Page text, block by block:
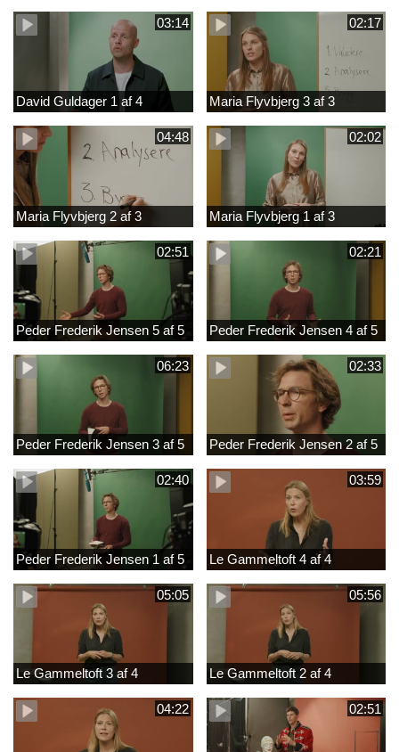
03:14
David Guldager 1 af 4
02:17
Maria Flyvbjerg 3 af 3
04:48
Maria Flyvbjerg 2 af 3
02:02
Maria Flyvbjerg 1 af 3
02:51
Peder Frederik Jensen 5 af 5
02:21
Peder Frederik Jensen 4 af 5
06:23
Peder Frederik Jensen 3 af 5
02:33
Peder Frederik Jensen 2 af 5
02:40
Peder Frederik Jensen 1 af 5
03:59
Le Gammeltoft 4 af 4
05:05
Le Gammeltoft 3 af 4
05:56
Le Gammeltoft 2 af 4
04:22 02:51